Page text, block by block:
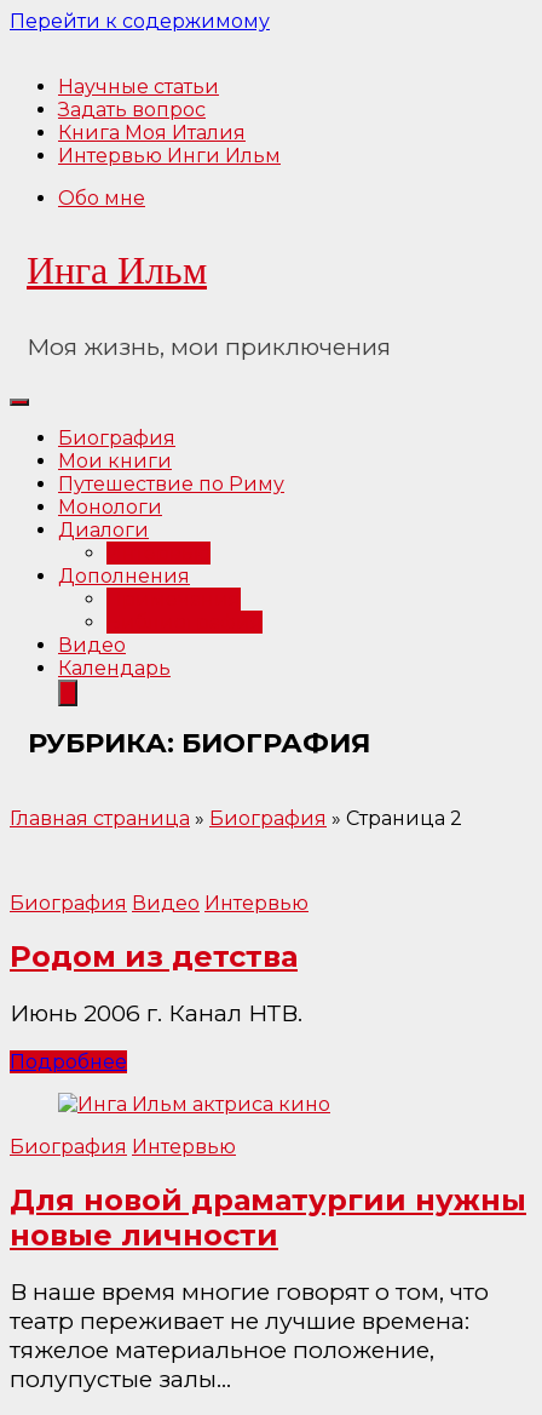
Перейти к содержимому
Научные статьи
Задать вопрос
Книга Моя Италия
Интервью Инги Ильм
Обо мне
Инга Ильм
Моя жизнь, мои приключения
Биография
Мои книги
Путешествие по Риму
Монологи
Диалоги
Дополнения
Видео
Календарь
РУБРИКА: БИОГРАФИЯ
Главная страница » Биография » Страница 2
Биография Видео Интервью
Родом из детства
Июнь 2006 г. Канал НТВ.
Подробнее
Биография Интервью
Для новой драматургии нужны
новые личности
В наше время многие говорят о том, что
театр переживает не лучшие времена:
тяжелое материальное положение,
полупустые залы…